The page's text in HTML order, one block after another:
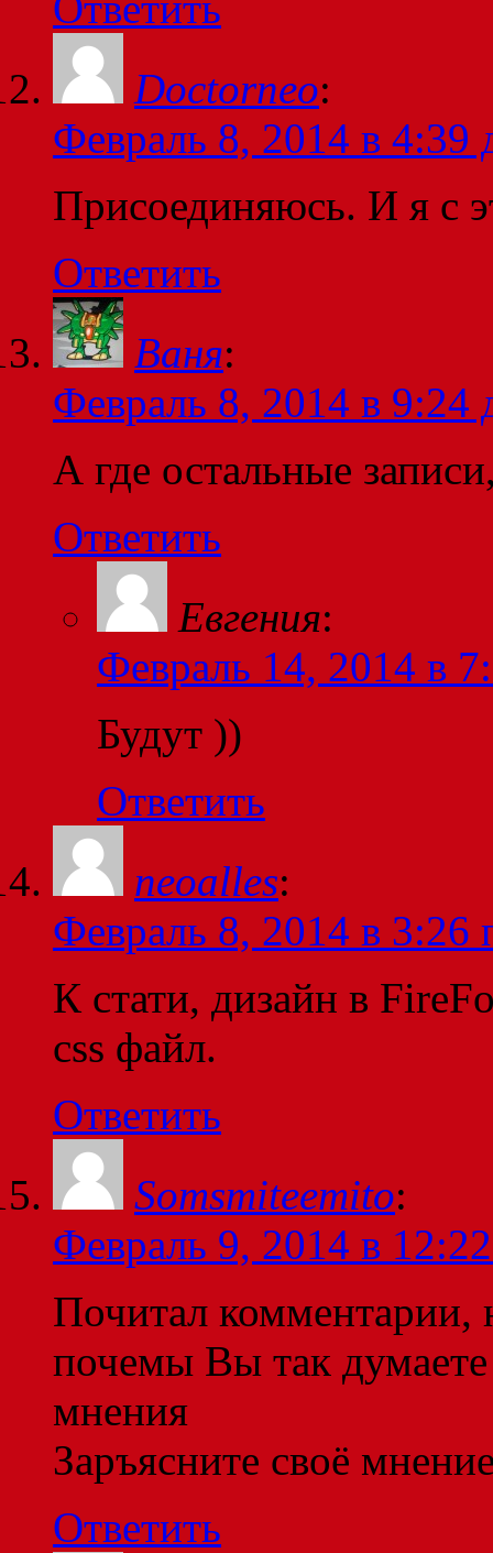
Doctorneo:
Февраль 8, 2014 в 4:39
Присоединяюсь. И я с
Ответить
Ваня:
Февраль 8, 2014 в 9:24
А где остальные
Ответить
Евгения:
Февраль 14, 2014 в
Будут ))
Ответить
neoalles:
Февраль 8, 2014 в 3:26
К стати, дизайн в
css файл.
Ответить
Somsmiteemito:
Февраль 9, 2014 в
Почитал комментарии,
почемы Вы так
мнения
Заръясните своё
Ответить